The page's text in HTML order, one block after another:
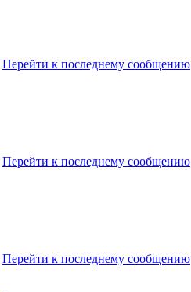
Перейти к последнему сообщению
Перейти к последнему сообщению
Перейти к последнему сообщению